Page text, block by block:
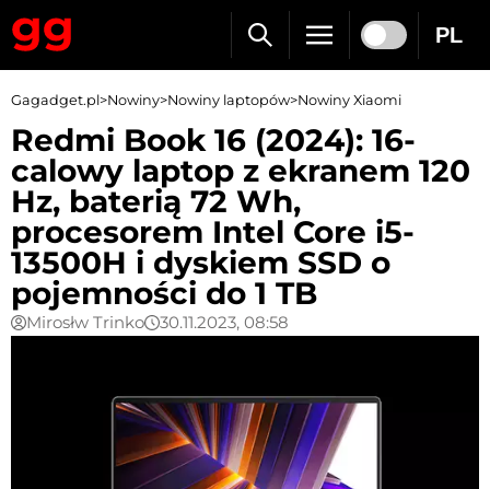
PL
Gagadget.pl>Nowiny>Nowiny laptopów>Nowiny Xiaomi
Redmi Book 16 (2024): 16-
calowy laptop z ekranem 120
Hz, baterią 72 Wh,
procesorem Intel Core i5-
13500H i dyskiem SSD o
pojemności do 1 TB
Mirosłw Trinko 30.11.2023, 08:58